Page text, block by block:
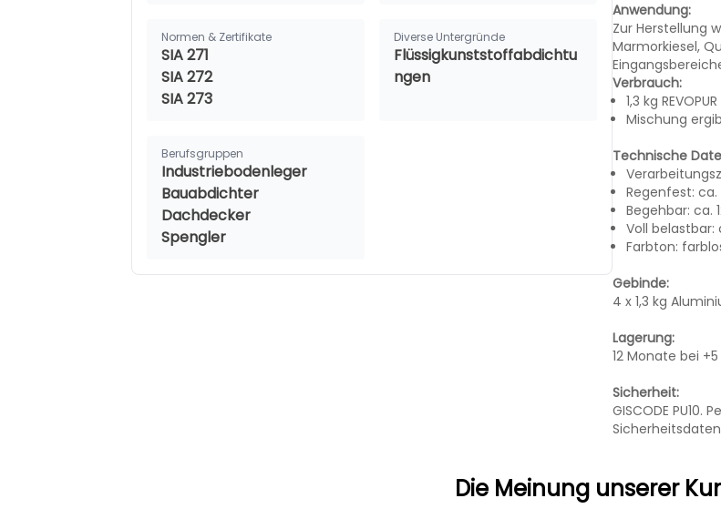
Normen & Zertifikate
SIA 271
SIA 272
SIA 273
Diverse Untergründe
Flüssigkunststoffabdichtu
ngen
Berufsgruppen
Industriebodenleger
Bauabdichter
Dachdecker
Spengler
Anwendung:
Zur Herstellung
Marmorkiesel,
Verbrauch:
1,3 kg
Mischung
Technische
Regenfest:
Begehbar: ca.
Voll belastbar:
Farbton:
Gebinde:
4 x 1,3 kg
Lagerung:
12 Monate bei
Sicherheit:
GISCODE
Die Meinung unserer